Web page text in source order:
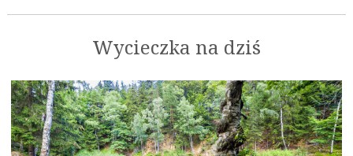
Wycieczka na dziś